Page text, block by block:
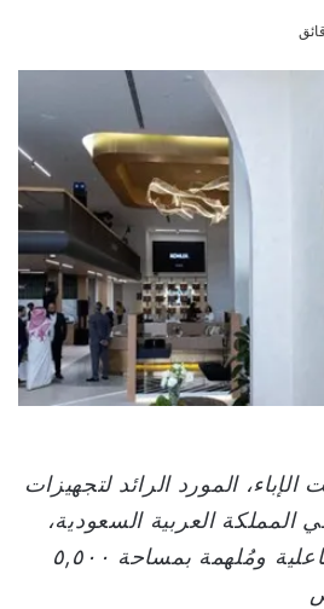
المورد الرائد لتجهيزات
المملكة العربية السعودية،
ومُلهمة بمساحة
٥,٥٠٠